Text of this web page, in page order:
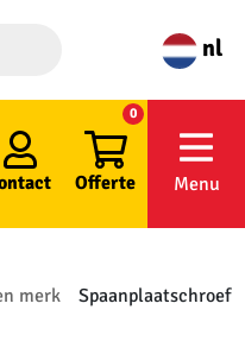
nl
Offerte
0
Menu
merk
Spaanplaatschroef